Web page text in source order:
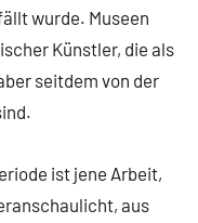
wurde. Museen
Künstler, die als
seitdem von der
ist jene Arbeit,
aus